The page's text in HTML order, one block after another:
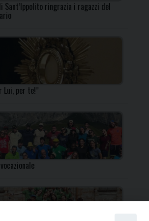
Sant’Ippolito ringrazia i ragazzi del
Lui, per te!”